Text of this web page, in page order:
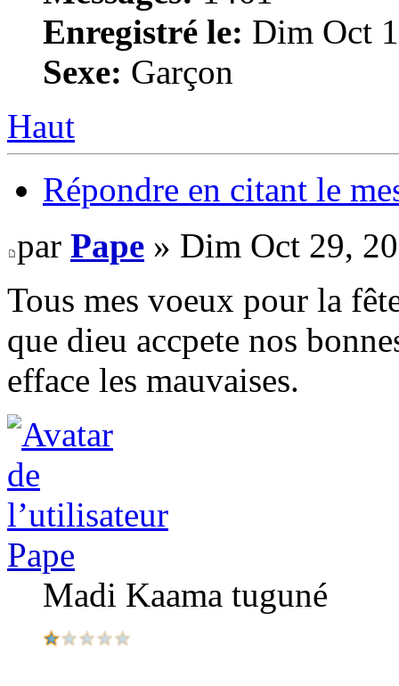
Enregistré le: Dim Oct
Sexe: Garçon
Haut
Répondre en citant le
par Pape » Dim Oct 29,
Tous mes voeux pour la
que dieu accpete nos
efface les mauvaises.
Pape
Madi Kaama tuguné